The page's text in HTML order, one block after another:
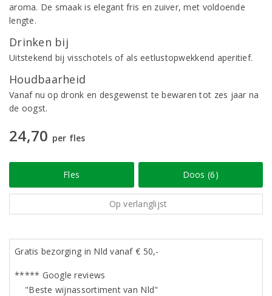
aroma. De smaak is elegant fris en zuiver, met voldoende
lengte.
Drinken bij
Uitstekend bij visschotels of als eetlustopwekkend aperitief.
Houdbaarheid
Vanaf nu op dronk en desgewenst te bewaren tot zes jaar na
de oogst.
24,70 per fles
Fles Doos (6)
Op verlanglijst
Gratis bezorging in Nld vanaf € 50,-
***** Google reviews
"Beste wijnassortiment van Nld"